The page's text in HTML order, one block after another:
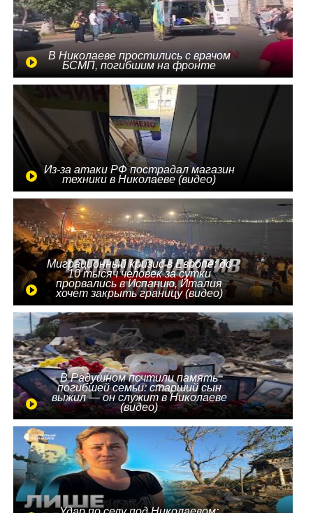
В Николаеве простились с врачом
БСМП, погибшим на фронте
Из-за атаки РФ пострадал магазин
техники в Николаеве (видео)
Миграционный кризис в Европе: до
10 тысяч человек за сутки
прорвались в Испанию, Италия
хочет закрыть границу (видео)
В Радушном почтили память
погибшей семьи: старший сын
выжил — он служит в Николаеве
(видео)